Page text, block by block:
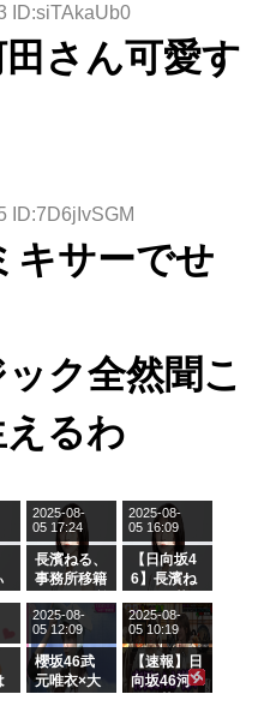
ID:siTAkaUb0
さん可愛す
ID:7D6jIvSGM
キサーでせ
ク全然聞こ
るわ
長濱ねる、
事務所移籍
属を発表
2025-08-
05 17:24
【日向坂4
6】長濱ね
ら移籍しフ
ラーム所属
に。これで
事務所に所
属している
2025-08-
05 16:09
櫻坂46武
元唯衣×大
2025-08-
05 12:09
【速報】日
向坂46河
2025-08-
05 10:19